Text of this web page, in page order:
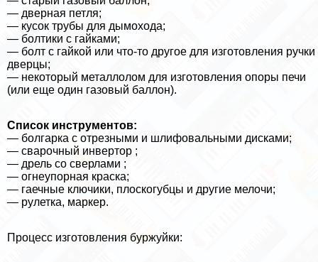
— дверная петля;
— кусок трубы для дымохода;
— болтики с гайками;
— болт с гайкой или что-то другое для изготовления ручки
дверцы;
— некоторый металлолом для изготовления опоры печи
(или еще один газовый баллон).
Список инструментов:
— болгарка с отрезными и шлифовальными дисками;
— сварочный инвертор ;
— дрель со сверлами ;
— огнеупopная краска;
— гаечные ключики, плоскогубцы и другие мелочи;
— рулетка, маркер.
Процесс изготовления буржуйки: